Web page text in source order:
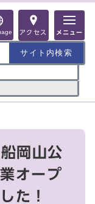
アクセス メニュー
岡山公
オープ
た！